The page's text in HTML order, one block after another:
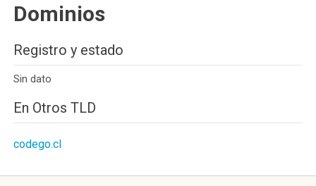
Dominios
Registro y estado
Sin dato
En Otros TLD
codego.cl